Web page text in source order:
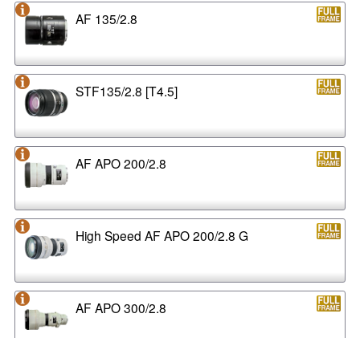
AF 135/2.8
STF135/2.8 [T4.5]
AF APO 200/2.8
High Speed AF APO 200/2.8 G
AF APO 300/2.8